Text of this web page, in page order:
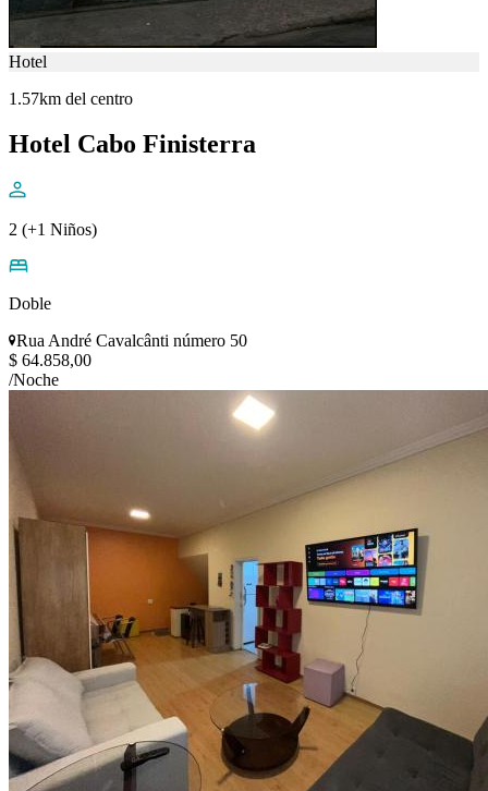
Hotel
1.57km del centro
Hotel Cabo Finisterra
2 (+1 Niños)
Doble
Rua André Cavalcânti número 50
$ 64.858,00
/Noche